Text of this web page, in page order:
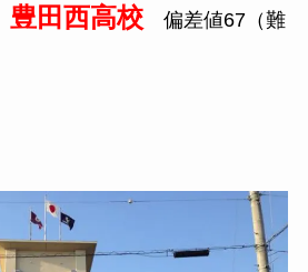
豊田西高校偏差値67（難